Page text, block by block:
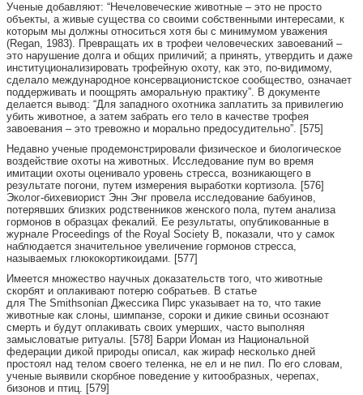
Ученые добавляют: “Нечеловеческие животные – это не просто
объекты, а живые существа со своими собственными интересами, к
которым мы должны относиться хотя бы с минимумом уважения
(Regan, 1983). Превращать их в трофеи человеческих завоеваний –
это нарушение долга и общих приличий; а принять, утвердить и даже
институционализировать трофейную охоту, как это, по-видимому,
сделало международное консервационистское сообщество, означает
поддерживать и поощрять аморальную практику”. В документе
делается вывод: “Для западного охотника заплатить за привилегию
убить животное, а затем забрать его тело в качестве трофея
завоевания – это тревожно и морально предосудительно”. [575]
Недавно ученые продемонстрировали физическое и биологическое
воздействие охоты на животных. Исследование пум во время
имитации охоты оценивало уровень стресса, возникающего в
результате погони, путем измерения выработки кортизола. [576]
Эколог-бихевиорист Энн Энг провела исследование бабуинов,
потерявших близких родственников женского пола, путем анализа
гормонов в образцах фекалий. Ее результаты, опубликованные в
журнале Proceedings of the Royal Society B, показали, что у самок
наблюдается значительное увеличение гормонов стресса,
называемых глюкокортикоидами. [577]
Имеется множество научных доказательств того, что животные
скорбят и оплакивают потерю собратьев. В статье
для The Smithsonian Джессика Пирс указывает на то, что такие
животные как слоны, шимпанзе, сороки и дикие свиньи осознают
смерть и будут оплакивать своих умерших, часто выполняя
замысловатые ритуалы. [578] Барри Йоман из Национальной
федерации дикой природы описал, как жираф несколько дней
простоял над телом своего теленка, не ел и не пил. По его словам,
ученые выявили скорбное поведение у китообразных, черепах,
бизонов и птиц. [579]